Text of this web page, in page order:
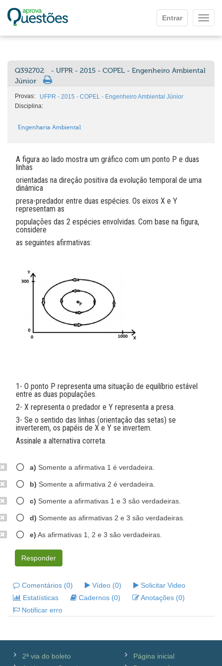
Entrar
Q392702
- UFPR - 2015 - COPEL - Engenheiro Ambiental
Júnior
Provas:
UFPR - 2015 - COPEL - Engenheiro Ambiental Júnior
Disciplina:
Engenharia Ambiental
A figura ao lado mostra um gráfico com um ponto P e duas
linhas
orientadas na direção positiva da evolução temporal de uma
dinâmica
presa-predador entre duas espécies. Os eixos X e Y
representam as
populações das 2 espécies envolvidas. Com base na figura,
considere
as seguintes afirmativas:
1- O ponto P representa uma situação de equilíbrio estável
entre as duas populações.
2- X representa o predador e Y representa a presa.
3- Se o sentido das linhas (orientação das setas) se
inverterem, os papéis de X e Y se invertem.
Assinale a alternativa correta.
a) Somente a afirmativa 1 é verdadeira.
b) Somente a afirmativa 2 é verdadeira.
c) Somente a afirmativas 1 e 3 são verdadeiras.
d) Somente as afirmativas 2 e 3 são verdadeiras.
e) As afirmativas 1, 2 e 3 são verdadeiras.
Responder
Comentários (0) Vídeo (0)
Solicitar Video
Estatísticas
Cadernos (0)
Anotações (0)
Notificar erro
2ª via do boleto
Página inicial